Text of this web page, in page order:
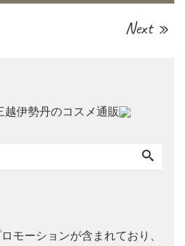
Next »
モーションが含まれており、